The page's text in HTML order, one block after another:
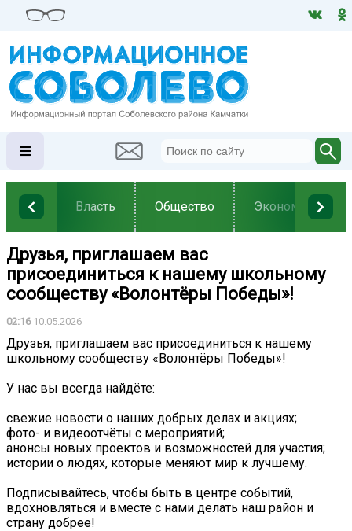
Власть Общество Экономика
Друзья, приглашаем вас
присоединиться к нашему школьному
сообществу «Волонтёры Победы»!️
02:1610.05.2026
Друзья, приглашаем вас присоединиться к нашему
школьному сообществу «Волонтёры Победы»!️
У нас вы всегда найдёте:
свежие новости о наших добрых делах и акциях;
фото- и видеоотчёты с мероприятий;
анонсы новых проектов и возможностей для участия;
истории о людях, которые меняют мир к лучшему.
Подписывайтесь, чтобы быть в центре событий,
вдохновляться и вместе с нами делать наш район и
страну добрее!